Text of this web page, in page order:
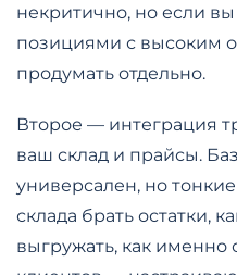
некритично, но если
позициями с высоким
продумать отдельно.
Второе — интеграция
ваш склад и прайсы.
универсален, но
склада брать остатки,
выгружать, как именно